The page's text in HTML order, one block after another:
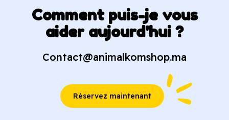
Comment puis-je vous
aider aujourd'hui ?
Contact@animalkomshop.ma
Réservez maintenant